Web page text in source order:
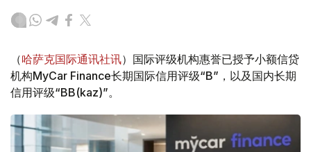
（哈萨克国际通讯社讯）国际评级机构惠誉已授予小额信贷
机构MyCar Finance长期国际信用评级“B”，以及国内长期
信用评级“BB(kaz)”。